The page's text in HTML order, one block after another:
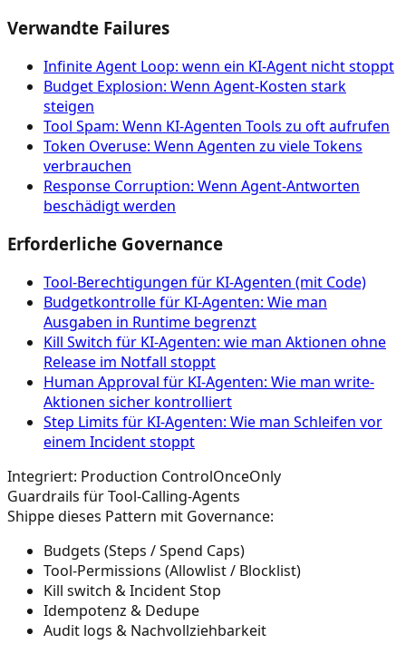
Verwandte Failures
Infinite Agent Loop: wenn ein KI-Agent nicht stoppt
Budget Explosion: Wenn Agent-Kosten stark
steigen
Tool Spam: Wenn KI-Agenten Tools zu oft aufrufen
Token Overuse: Wenn Agenten zu viele Tokens
verbrauchen
Response Corruption: Wenn Agent-Antworten
beschädigt werden
Erforderliche Governance
Tool‑Berechtigungen für KI‑Agenten (mit Code)
Budgetkontrolle für KI-Agenten: Wie man
Ausgaben in Runtime begrenzt
Kill Switch für KI-Agenten: wie man Aktionen ohne
Release im Notfall stoppt
Human Approval für KI-Agenten: Wie man write-
Aktionen sicher kontrolliert
Step Limits für KI-Agenten: Wie man Schleifen vor
einem Incident stoppt
Integriert: Production ControlOnceOnly
Guardrails für Tool-Calling-Agents
Shippe dieses Pattern mit Governance:
Budgets (Steps / Spend Caps)
Tool-Permissions (Allowlist / Blocklist)
Kill switch & Incident Stop
Idempotenz & Dedupe
Audit logs & Nachvollziehbarkeit